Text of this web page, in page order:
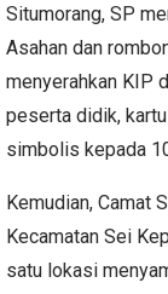
Situmorang, SP
Asahan dan
menyerahkan KIP
peserta didik,
simbolis kepada
Kemudian, Camat
Kecamatan Sei
satu lokasi